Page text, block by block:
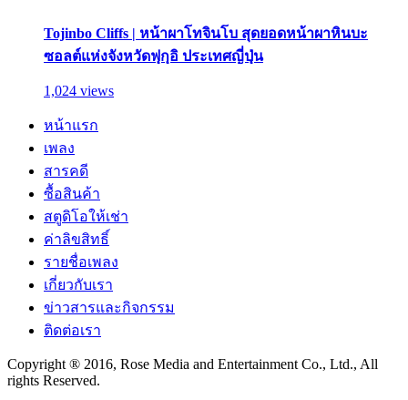
Tojinbo Cliffs | หน้าผาโทจินโบ สุดยอดหน้าผาหินบะ
ซอลต์แห่งจังหวัดฟุกุอิ ประเทศญี่ปุ่น
1,024 views
หน้าแรก
เพลง
สารคดี
ซื้อสินค้า
สตูดิโอให้เช่า
ค่าลิขสิทธิ์
รายชื่อเพลง
เกี่ยวกับเรา
ข่าวสารและกิจกรรม
ติดต่อเรา
Copyright ® 2016, Rose Media and Entertainment Co., Ltd., All
rights Reserved.